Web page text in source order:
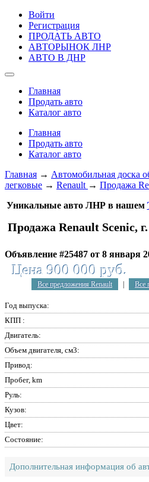
Войти
Регистрация
ПРОДАТЬ АВТО
АВТОРЫНОК ЛНР
АВТО В ДНР
Главная
Продать авто
Каталог авто
Главная
Продать авто
Каталог авто
Главная → Автомобильная доска
легковые → Renault → Продажа
Уникальные авто ЛНР в нашем
Продажа Renault Scenic,
Объявление #25487 от 8 января
Цена 900 000 руб.
Все предложения Renault Все
Год выпуска:
КПП :
Двигатель:
Объем двигателя, см3:
Привод:
Пробег, km
Руль:
Кузов:
Цвет:
Состояние:
Дополнительная информация об